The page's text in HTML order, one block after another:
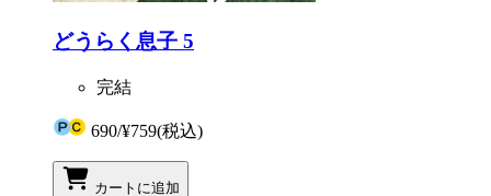
どうらく息子 5
完結
690/¥759(税込)
カートに追加